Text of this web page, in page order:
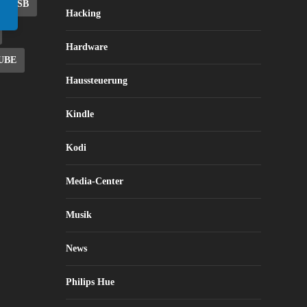
USB
Hacking
Hardware
Haussteuerung
Kindle
Kodi
Media-Center
Musik
News
Philips Hue